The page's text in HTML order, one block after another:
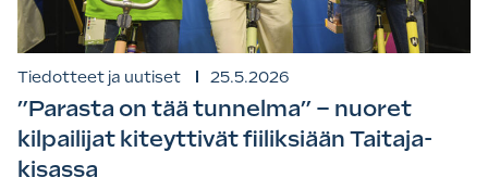
Tiedotteet ja uutiset 25.5.2026
”Parasta on tää tunnelma” – nuoret
kilpailijat kiteyttivät fiiliksiään Taitaja-
kisassa